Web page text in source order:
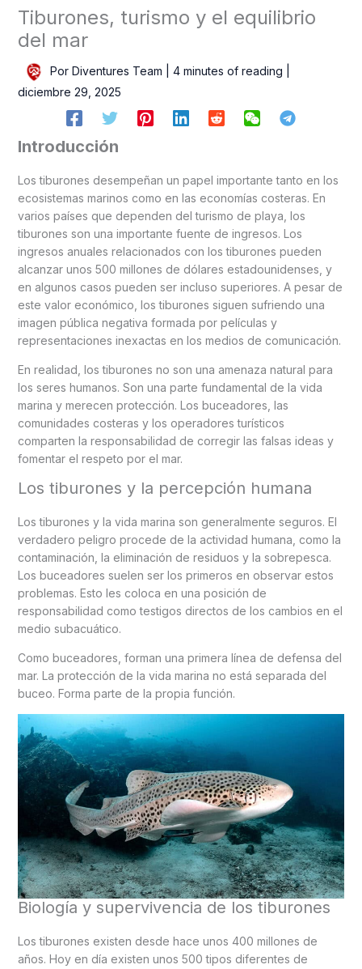
Tiburones, turismo y el equilibrio
del mar
Por Diventures Team 4 minutes of reading
diciembre 29, 2025
Introducción
Los tiburones desempeñan un papel importante tanto en los
ecosistemas marinos como en las economías costeras. En
varios países que dependen del turismo de playa, los
tiburones son una importante fuente de ingresos. Los
ingresos anuales relacionados con los tiburones pueden
alcanzar unos 500 millones de dólares estadounidenses, y
en algunos casos pueden ser incluso superiores. A pesar de
este valor económico, los tiburones siguen sufriendo una
imagen pública negativa formada por películas y
representaciones inexactas en los medios de comunicación.
En realidad, los tiburones no son una amenaza natural para
los seres humanos. Son una parte fundamental de la vida
marina y merecen protección. Los buceadores, las
comunidades costeras y los operadores turísticos
comparten la responsabilidad de corregir las falsas ideas y
fomentar el respeto por el mar.
Los tiburones y la percepción humana
Los tiburones y la vida marina son generalmente seguros. El
verdadero peligro procede de la actividad humana, como la
contaminación, la eliminación de residuos y la sobrepesca.
Los buceadores suelen ser los primeros en observar estos
problemas. Esto les coloca en una posición de
responsabilidad como testigos directos de los cambios en el
medio subacuático.
Como buceadores, forman una primera línea de defensa del
mar. La protección de la vida marina no está separada del
buceo. Forma parte de la propia función.
Biología y supervivencia de los tiburones
Los tiburones existen desde hace unos 400 millones de
años. Hoy en día existen unos 500 tipos diferentes de